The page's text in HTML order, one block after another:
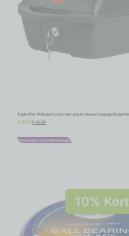
Topkoffer Polisport Luxe met quick release
€ € 35,99
Toevoegen aan winkelwagen
10%